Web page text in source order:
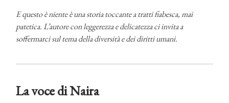
E questo è niente è una storia toccante a tratti fiabesca, mai
patetica. L’autore con leggerezza e delicatezza ci invita a
soffermarci sul tema della diversità e dei diritti umani.
La voce di Naira